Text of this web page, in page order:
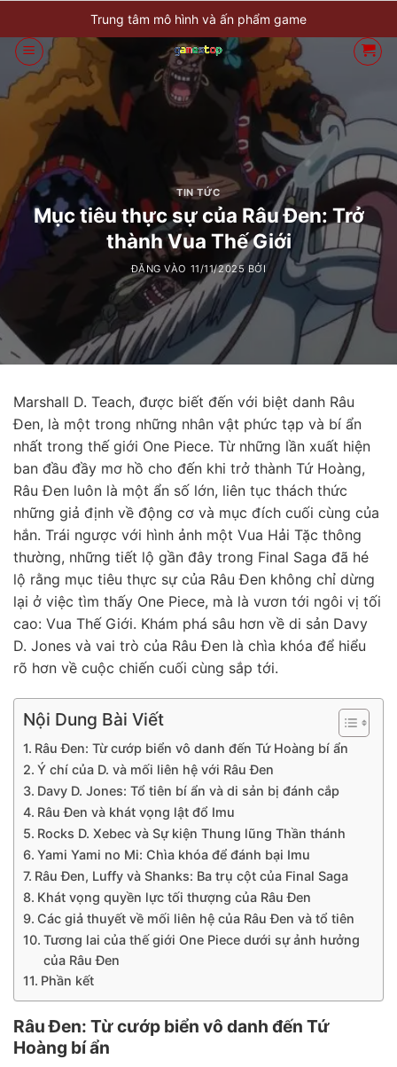
qua
nội
dung
Trung tâm mô hình và ấn phẩm game
TIN TỨC
Mục tiêu thực sự của Râu Đen: Trở
thành Vua Thế Giới
ĐĂNG VÀO 11/11/2025 BỞI
Marshall D. Teach, được biết đến với biệt danh Râu
Đen, là một trong những nhân vật phức tạp và bí ẩn
nhất trong thế giới One Piece. Từ những lần xuất hiện
ban đầu đầy mơ hồ cho đến khi trở thành Tứ Hoàng,
Râu Đen luôn là một ẩn số lớn, liên tục thách thức
những giả định về động cơ và mục đích cuối cùng của
hắn. Trái ngược với hình ảnh một Vua Hải Tặc thông
thường, những tiết lộ gần đây trong Final Saga đã hé
lộ rằng mục tiêu thực sự của Râu Đen không chỉ dừng
lại ở việc tìm thấy One Piece, mà là vươn tới ngôi vị tối
cao: Vua Thế Giới. Khám phá sâu hơn về di sản Davy
D. Jones và vai trò của Râu Đen là chìa khóa để hiểu
rõ hơn về cuộc chiến cuối cùng sắp tới.
Nội Dung Bài Viết
Râu Đen: Từ cướp biển vô danh đến Tứ Hoàng bí ẩn
Ý chí của D. và mối liên hệ với Râu Đen
Davy D. Jones: Tổ tiên bí ẩn và di sản bị đánh cắp
Râu Đen và khát vọng lật đổ Imu
Rocks D. Xebec và Sự kiện Thung lũng Thần thánh
Yami Yami no Mi: Chìa khóa để đánh bại Imu
Râu Đen, Luffy và Shanks: Ba trụ cột của Final Saga
Khát vọng quyền lực tối thượng của Râu Đen
Các giả thuyết về mối liên hệ của Râu Đen và tổ tiên
Tương lai của thế giới One Piece dưới sự ảnh hưởng
của Râu Đen
Phần kết
Râu Đen: Từ cướp biển vô danh đến Tứ
Hoàng bí ẩn